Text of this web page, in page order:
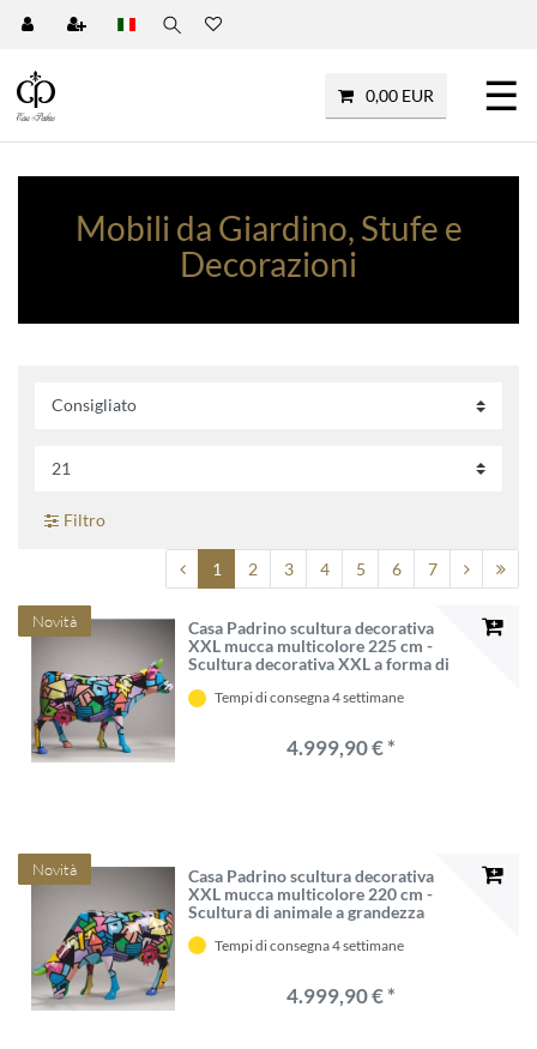
0,00 EUR ☰
Mobili da Giardino, Stufe e
Decorazioni
Filtro
1 2 3 4 5 6 7
Novità
Casa Padrino scultura decorativa
XXL mucca multicolore 225 cm -
Scultura decorativa XXL a forma di
grandezza naturale
Tempi di consegna 4 settimane
4.999,90 € *
Novità
Casa Padrino scultura decorativa
XXL mucca multicolore 220 cm -
Scultura di animale a grandezza
Tempi di consegna 4 settimane
4.999,90 € *